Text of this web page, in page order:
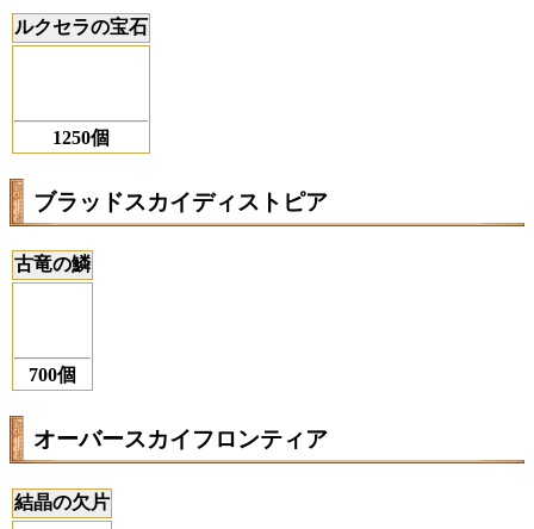
ルクセラの宝石
1250個
ブラッドスカイディストピア
古竜の鱗
700個
オーバースカイフロンティア
結晶の欠片